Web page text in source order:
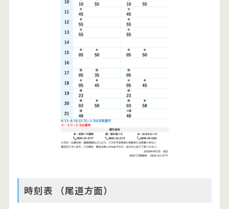
時刻表 （尾道方面）